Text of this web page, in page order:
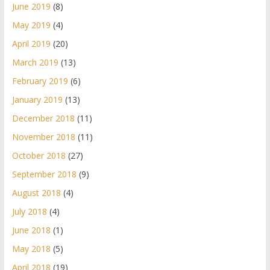
June 2019 (8)
May 2019 (4)
April 2019 (20)
March 2019 (13)
February 2019 (6)
January 2019 (13)
December 2018 (11)
November 2018 (11)
October 2018 (27)
September 2018 (9)
August 2018 (4)
July 2018 (4)
June 2018 (1)
May 2018 (5)
April 2018 (19)